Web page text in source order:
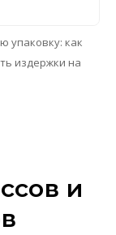
упаковку: как
издержки на
и